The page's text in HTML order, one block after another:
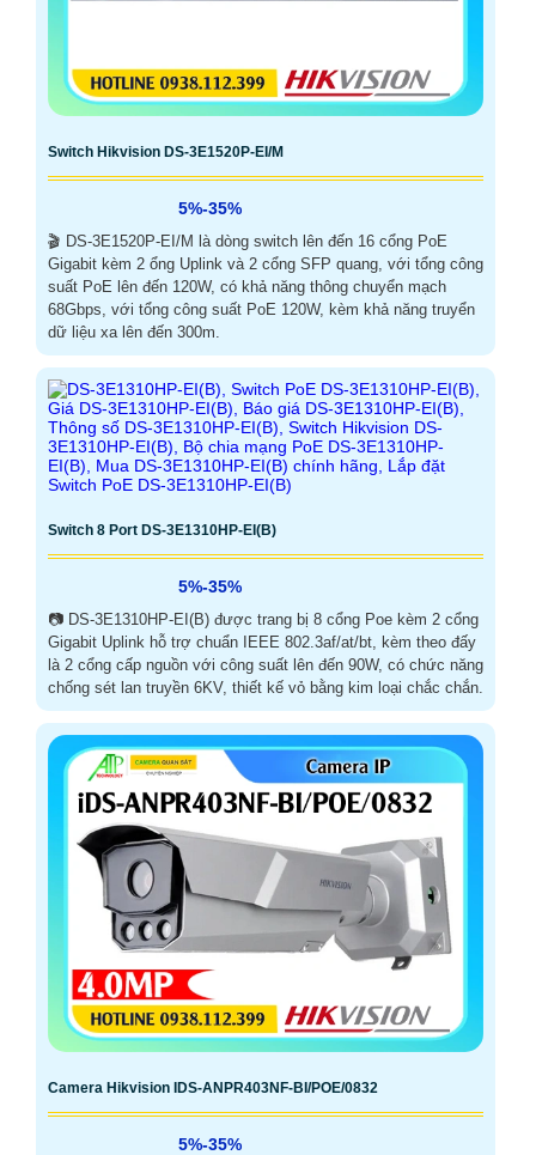
Switch Hikvision DS-3E1520P-EI/M
5%-35%
🎬 DS-3E1520P-EI/M là dòng switch lên đến 16 cổng PoE
Gigabit kèm 2 ổng Uplink và 2 cổng SFP quang, với tổng công
suất PoE lên đến 120W, có khả năng thông chuyển mạch
68Gbps, với tổng công suất PoE 120W, kèm khả năng truyển
dữ liệu xa lên đến 300m.
Switch 8 Port DS-3E1310HP-EI(B)
5%-35%
📷 DS-3E1310HP-EI(B) được trang bị 8 cổng Poe kèm 2 cổng
Gigabit Uplink hỗ trợ chuẩn IEEE 802.3af/at/bt, kèm theo đấy
là 2 cổng cấp nguồn với công suất lên đến 90W, có chức năng
chống sét lan truyền 6KV, thiết kế vỏ bằng kim loại chắc chắn.
Camera Hikvision IDS-ANPR403NF-BI/POE/0832
5%-35%